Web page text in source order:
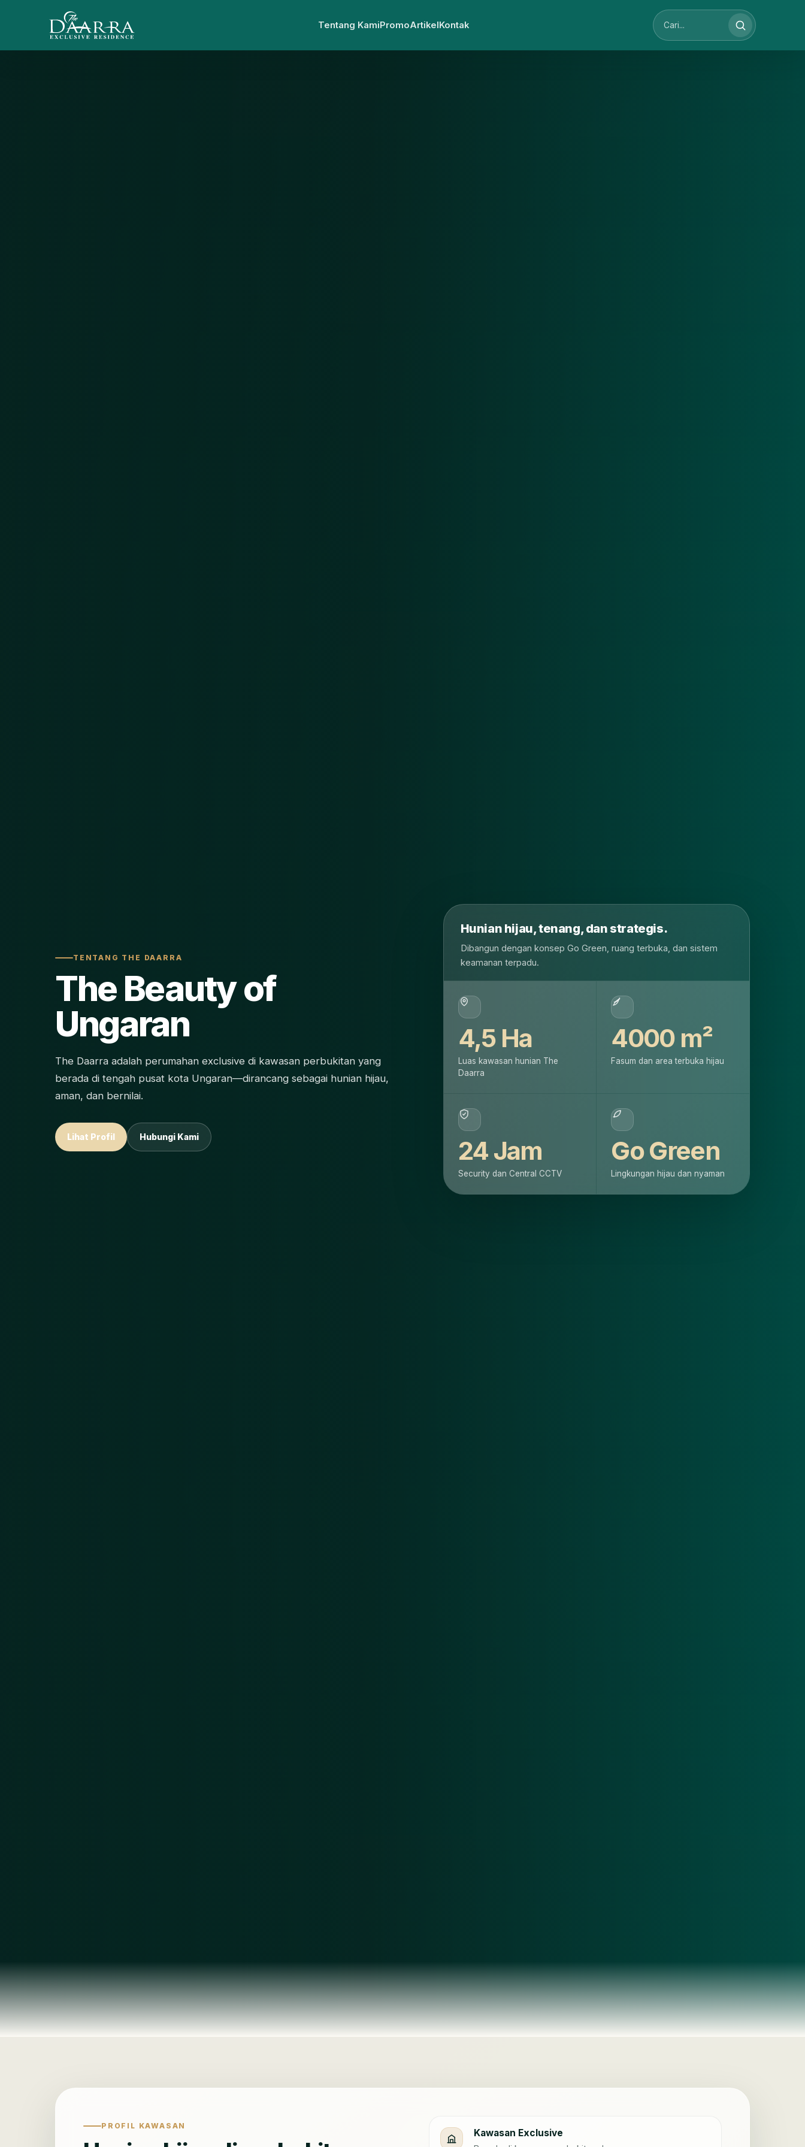
The Daarra Exclusive Residence
Tentang KamiPromoArtikelKontak
TENTANG THE DAARRA
The Beauty of
Ungaran
The Daarra adalah perumahan exclusive di kawasan perbukitan yang
berada di tengah pusat kota Ungaran—dirancang sebagai hunian hijau,
aman, dan bernilai.
Lihat Profil Hubungi Kami
Hunian hijau, tenang, dan strategis.
Dibangun dengan konsep Go Green, ruang terbuka, dan sistem
keamanan terpadu.
4,5 Ha
Luas kawasan hunian The
Daarra
4000 m²
Fasum dan area terbuka hijau
24 Jam
Security dan Central CCTV
Go Green
Lingkungan hijau dan nyaman
PROFIL KAWASAN
Kawasan Exclusive